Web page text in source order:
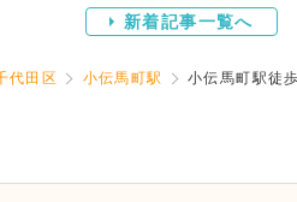
新着記事一覧へ
代田区 小伝馬町駅 小伝馬町駅徒